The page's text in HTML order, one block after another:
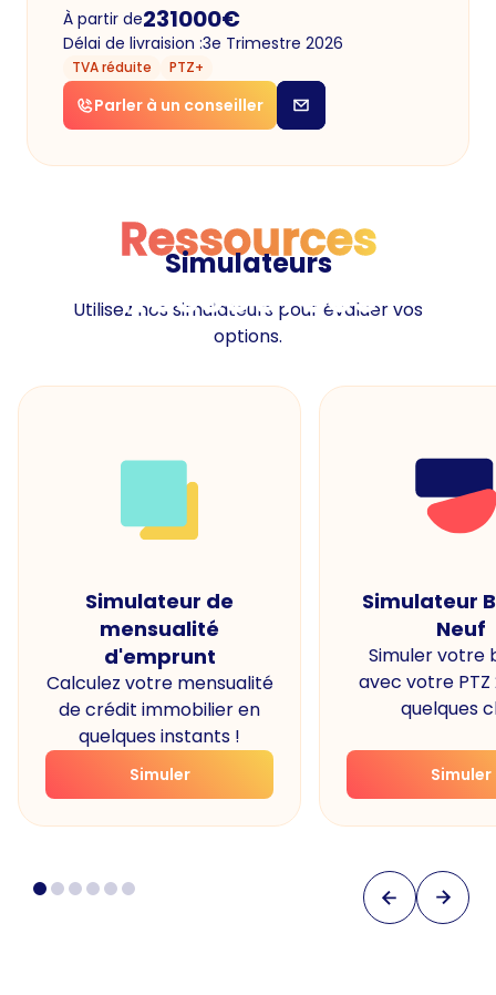
À partir de231000€
Délai de livraision :3e Trimestre 2026
TVA réduite PTZ+
Parler à un conseiller
Ressources
Ressources
Simulateurs
Utilisez nos simulateurs pour évaluer vos
options.
Simulateur de
mensualité
d'emprunt
Calculez votre mensualité
de crédit immobilier en
quelques instants !
Simuler
Simulateur
Neuf
Simuler votre
avec votre PTZ
quelques
Simuler